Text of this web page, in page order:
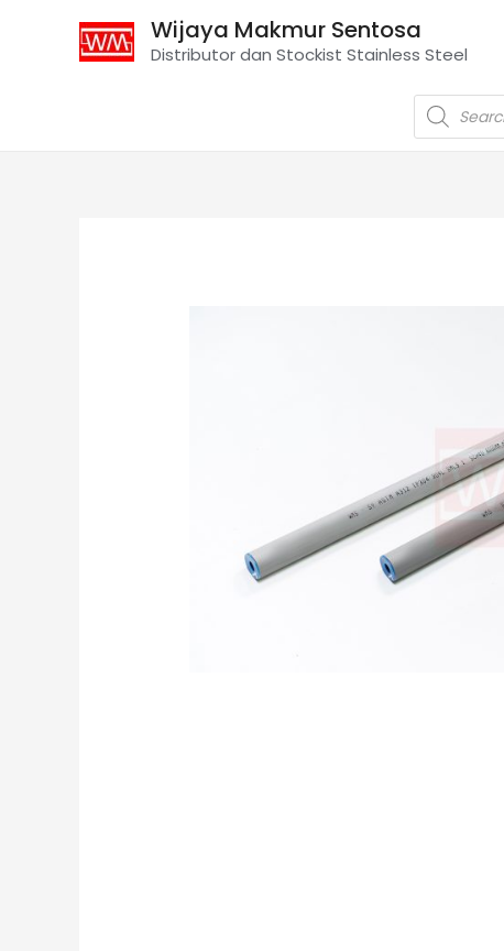
Wijaya Makmur Sentosa
Distributor dan Stockist Stainless Steel